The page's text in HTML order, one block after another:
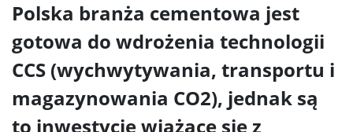
Polska branża cementowa jest
gotowa do wdrożenia technologii
CCS (wychwytywania, transportu i
magazynowania CO2), jednak są
to inwestycje wiążące się z